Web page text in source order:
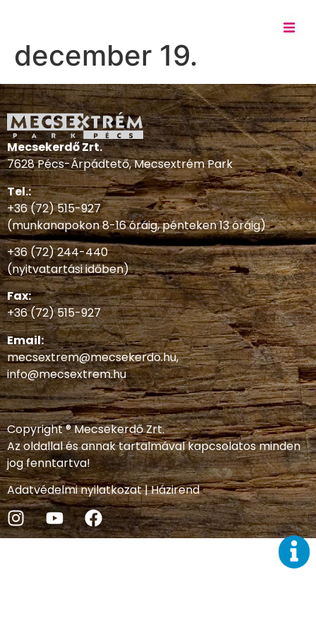
december 19.
Mecsekerdő Zrt.
7628 Pécs-Árpádtető, Mecsextrém Park
Tel.:
+36 (72) 515-927
(munkanapokon 8-16 óráig, pénteken 13 óráig)
+36 (72) 244-440
(nyitvatartási időben)
Fax:
+36 (72) 515-927
Email:
mecsextrem@mecsekerdo.hu,
info@mecsextrem.hu
Copyright ® Mecsekerdő Zrt.
Az oldallal és annak tartalmával kapcsolatos minden
jog fenntartva!
Adatvédelmi nyilatkozat|Házirend